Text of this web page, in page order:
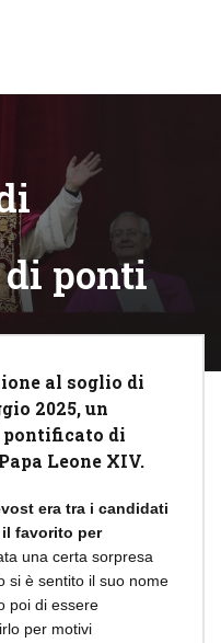
ponti
al soglio di
2025, un
di
Leone XIV.
era tra i candidati
favorito per
una certa sorpresa
si è sentito il suo nome
poi di essere
per motivi